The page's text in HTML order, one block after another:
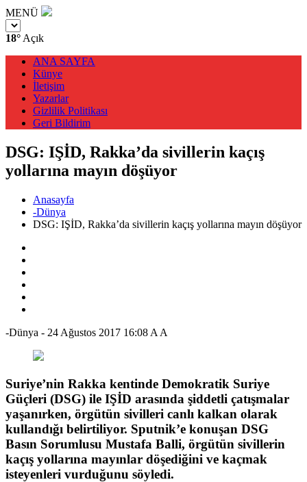
MENÜ
18° Açık
ANA SAYFA
Künye
İletişim
Yazarlar
Gizlilik Politikası
Geri Bildirim
DSG: IŞİD, Rakka’da sivillerin kaçış
yollarına mayın döşüyor
Anasayfa
-Dünya
DSG: IŞİD, Rakka’da sivillerin kaçış yollarına mayın döşüyor
-Dünya - 24 Ağustos 2017 16:08 A A
Suriye’nin Rakka kentinde Demokratik Suriye
Güçleri (DSG) ile IŞİD arasında şiddetli çatışmalar
yaşanırken, örgütün sivilleri canlı kalkan olarak
kullandığı belirtiliyor. Sputnik’e konuşan DSG
Basın Sorumlusu Mustafa Balli, örgütün sivillerin
kaçış yollarına mayınlar döşediğini ve kaçmak
isteyenleri vurduğunu söyledi.